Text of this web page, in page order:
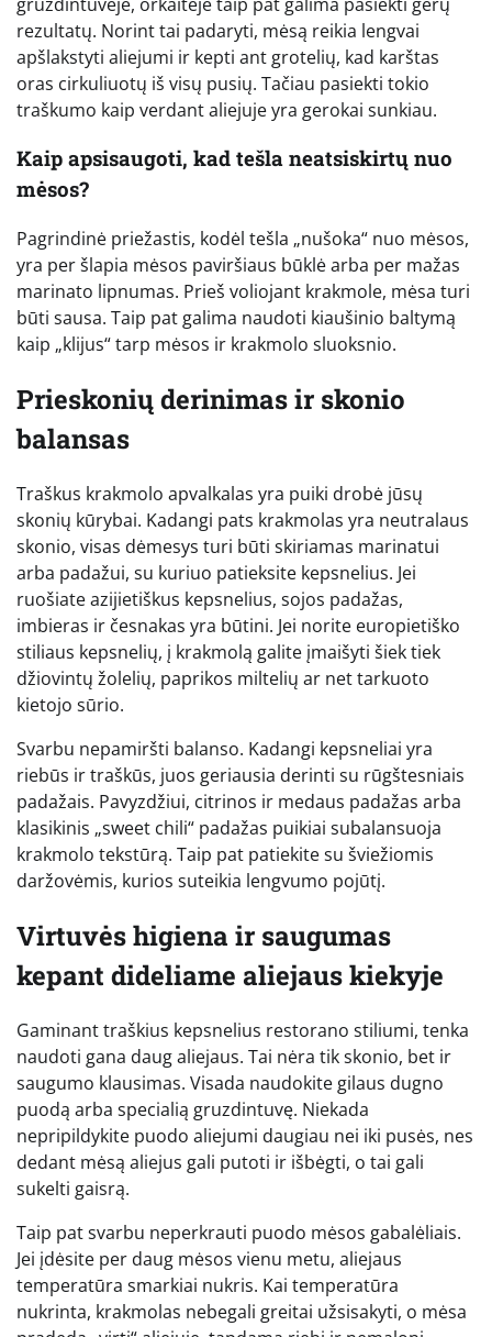
rezultatų. Norint tai padaryti, mėsą reikia lengvai
apšlakstyti aliejumi ir kepti ant grotelių, kad karštas
oras cirkuliuotų iš visų pusių. Tačiau pasiekti tokio
traškumo kaip verdant aliejuje yra gerokai sunkiau.
Kaip apsisaugoti, kad tešla neatsiskirtų nuo
mėsos?
Pagrindinė priežastis, kodėl tešla „nušoka“ nuo mėsos,
yra per šlapia mėsos paviršiaus būklė arba per mažas
marinato lipnumas. Prieš voliojant krakmole, mėsa turi
būti sausa. Taip pat galima naudoti kiaušinio baltymą
kaip „klijus“ tarp mėsos ir krakmolo sluoksnio.
Prieskonių derinimas ir skonio
balansas
Traškus krakmolo apvalkalas yra puiki drobė jūsų
skonių kūrybai. Kadangi pats krakmolas yra neutralaus
skonio, visas dėmesys turi būti skiriamas marinatui
arba padažui, su kuriuo patieksite kepsnelius. Jei
ruošiate azijietiškus kepsnelius, sojos padažas,
imbieras ir česnakas yra būtini. Jei norite europietiško
stiliaus kepsnelių, į krakmolą galite įmaišyti šiek tiek
džiovintų žolelių, paprikos miltelių ar net tarkuoto
kietojo sūrio.
Svarbu nepamiršti balanso. Kadangi kepsneliai yra
riebūs ir traškūs, juos geriausia derinti su rūgštesniais
padažais. Pavyzdžiui, citrinos ir medaus padažas arba
klasikinis „sweet chili“ padažas puikiai subalansuoja
krakmolo tekstūrą. Taip pat patiekite su šviežiomis
daržovėmis, kurios suteikia lengvumo pojūtį.
Virtuvės higiena ir saugumas
kepant dideliame aliejaus kiekyje
Gaminant traškius kepsnelius restorano stiliumi, tenka
naudoti gana daug aliejaus. Tai nėra tik skonio, bet ir
saugumo klausimas. Visada naudokite gilaus dugno
puodą arba specialią gruzdintuvę. Niekada
nepripildykite puodo aliejumi daugiau nei iki pusės, nes
dedant mėsą aliejus gali putoti ir išbėgti, o tai gali
sukelti gaisrą.
Taip pat svarbu neperkrauti puodo mėsos gabalėliais.
Jei įdėsite per daug mėsos vienu metu, aliejaus
temperatūra smarkiai nukris. Kai temperatūra
nukrinta, krakmolas nebegali greitai užsisakyti, o mėsa